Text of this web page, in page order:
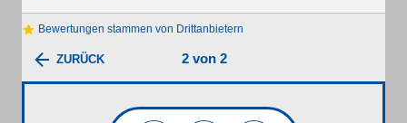
Bewertungen stammen von Drittanbietern
ZURÜCK 2 von 2